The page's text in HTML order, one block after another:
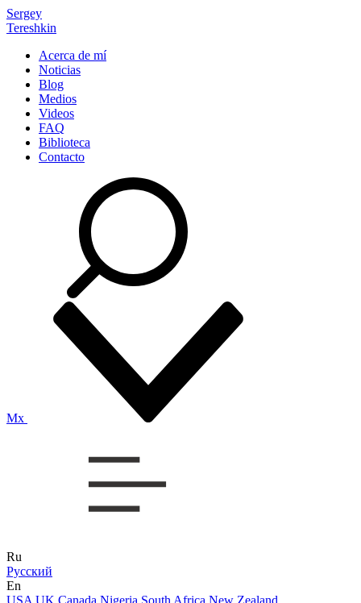
Sergey
Tereshkin
Acerca de mí
Noticias
Blog
Medios
Videos
FAQ
Biblioteca
Contacto
Mx
Ru
Русский
En
USA UK Canada Nigeria South Africa New Zealand